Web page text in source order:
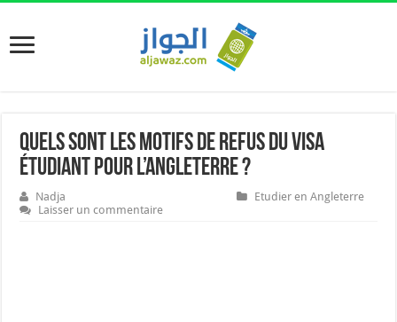
Quels sont les motifs de refus du visa
étudiant pour l’Angleterre ?
Nadja
Etudier en Angleterre
Laisser un commentaire